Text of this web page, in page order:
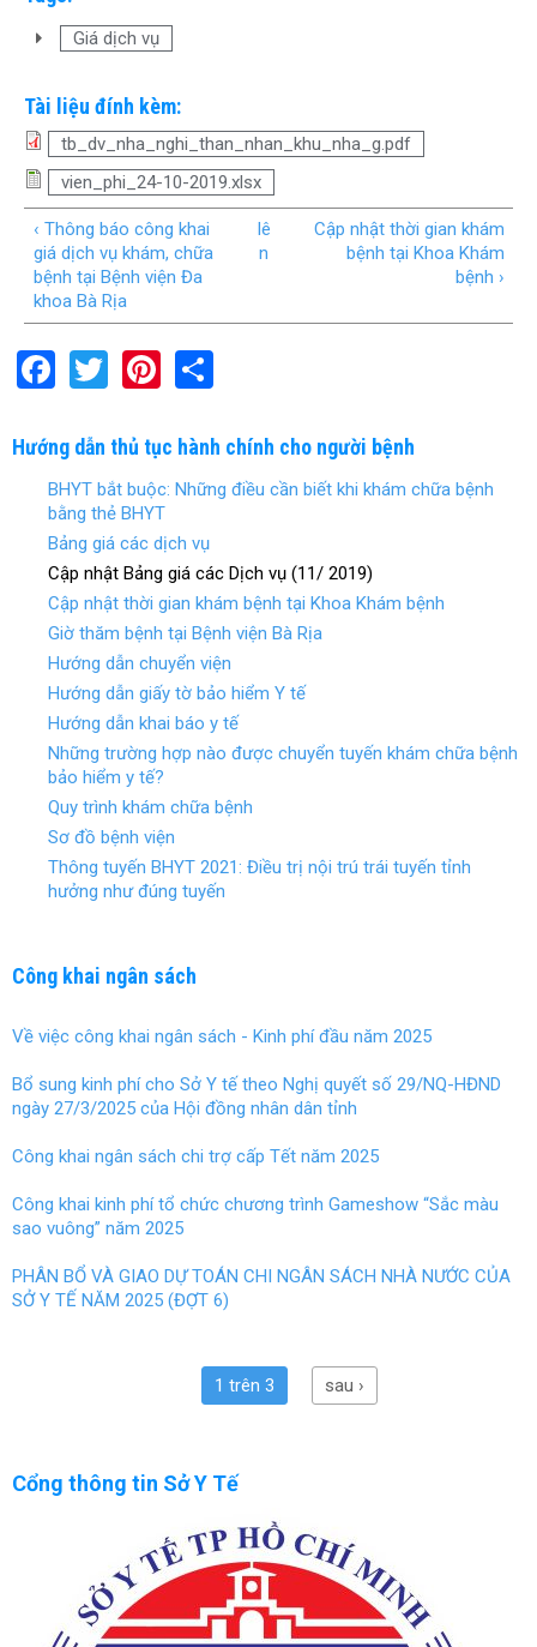
Giá dịch vụ
Tài liệu đính kèm:
tb_dv_nha_nghi_than_nhan_khu_nha_g.pdf
vien_phi_24-10-2019.xlsx
‹ Thông báo công khai
giá dịch vụ khám, chữa
bệnh tại Bệnh viện Đa
khoa Bà Rịa
lê
n
Cập nhật thời gian khám
bệnh tại Khoa Khám
bệnh ›
F
ce
b
o
o
k
T
tt
er
Pi
er
es
t
ar
e
Hướng dẫn thủ tục hành chính cho người bệnh
BHYT bắt buộc: Những điều cần biết khi khám chữa bệnh
bằng thẻ BHYT
Bảng giá các dịch vụ
Cập nhật Bảng giá các Dịch vụ (11/ 2019)
Cập nhật thời gian khám bệnh tại Khoa Khám bệnh
Giờ thăm bệnh tại Bệnh viện Bà Rịa
Hướng dẫn chuyển viện
Hướng dẫn giấy tờ bảo hiểm Y tế
Hướng dẫn khai báo y tế
Những trường hợp nào được chuyển tuyến khám chữa bệnh
bảo hiểm y tế?
Quy trình khám chữa bệnh
Sơ đồ bệnh viện
Thông tuyến BHYT 2021: Điều trị nội trú trái tuyến tỉnh
hưởng như đúng tuyến
Công khai ngân sách
Về việc công khai ngân sách - Kinh phí đầu năm 2025
Bổ sung kinh phí cho Sở Y tế theo Nghị quyết số 29/NQ-HĐND
ngày 27/3/2025 của Hội đồng nhân dân tỉnh
Công khai ngân sách chi trợ cấp Tết năm 2025
Công khai kinh phí tổ chức chương trình Gameshow “Sắc màu
sao vuông” năm 2025
PHÂN BỔ VÀ GIAO DỰ TOÁN CHI NGÂN SÁCH NHÀ NƯỚC CỦA
SỞ Y TẾ NĂM 2025 (ĐỢT 6)
1 trên 3 sau ›
Cổng thông tin Sở Y Tế